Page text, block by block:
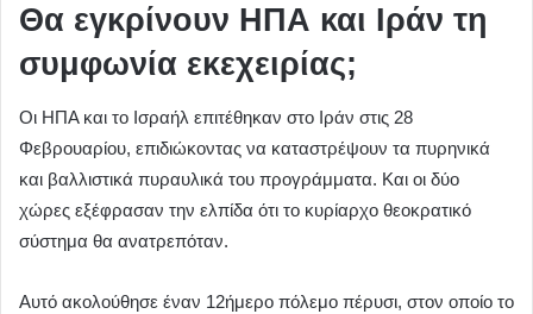
Θα εγκρίνουν ΗΠΑ και Ιράν τη
συμφωνία εκεχειρίας;
Οι ΗΠΑ και το Ισραήλ επιτέθηκαν στο Ιράν στις 28
Φεβρουαρίου, επιδιώκοντας να καταστρέψουν τα πυρηνικά
και βαλλιστικά πυραυλικά του προγράμματα. Και οι δύο
χώρες εξέφρασαν την ελπίδα ότι το κυρίαρχο θεοκρατικό
σύστημα θα ανατρεπόταν.
Αυτό ακολούθησε έναν 12ήμερο πόλεμο πέρυσι, στον οποίο το